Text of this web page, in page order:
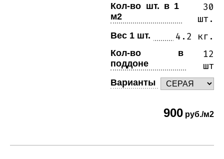
Кол-во шт. в 1
м2
30
шт.
Вес 1 шт. 4.2 кг.
Кол-во в
поддоне
12
шт
Варианты
900 руб./м2